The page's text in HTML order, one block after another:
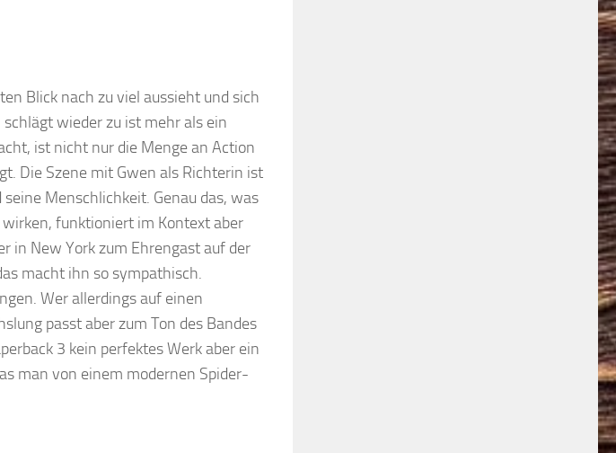
Blick nach zu viel aussieht und sich
wieder zu ist mehr als ein
ist nicht nur die Menge an Action
Die Szene mit Gwen als Richterin ist
Menschlichkeit. Genau das, was
funktioniert im Kontext aber
in New York zum Ehrengast auf der
macht ihn so sympathisch.
Wer allerdings auf einen
passt aber zum Ton des Bandes
3 kein perfektes Werk aber ein
man von einem modernen Spider-